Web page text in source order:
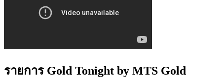
รายการ Gold Tonight by MTS Gold